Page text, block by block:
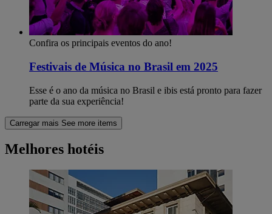
Confira os principais eventos do ano!
Festivais de Música no Brasil em 2025
Esse é o ano da música no Brasil e ibis está pronto para fazer
parte da sua experiência!
Carregar mais See more items
Melhores hotéis